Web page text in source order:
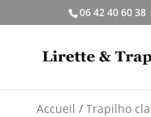
06 42 40 60 38
Accueil / Trapilho